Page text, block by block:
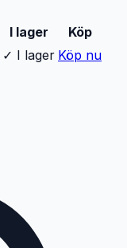
I lager
Köp
✓ I lager Köp nu